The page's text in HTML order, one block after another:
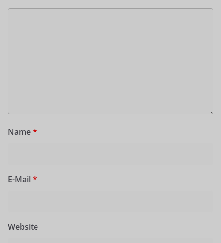
Name*
E-Mail *
Website